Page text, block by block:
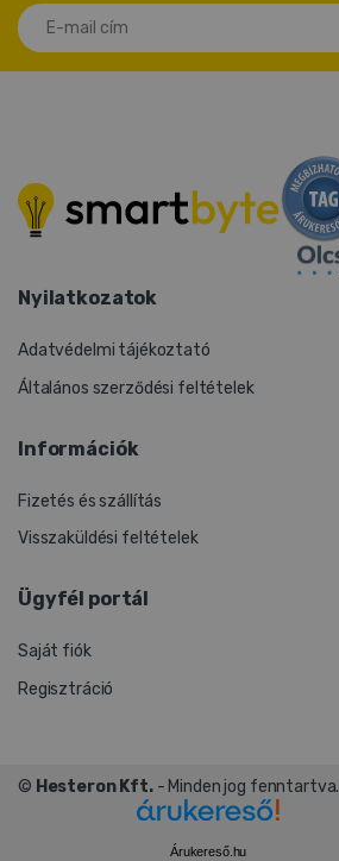
E-mail cím
Nyilatkozatok
Adatvédelmi tájékoztató
Általános szerződési feltételek
Információk
Fizetés és szállítás
Visszaküldési feltételek
Ügyfél portál
Saját fiók
Regisztráció
© Hesteron Kft.- Minden jog fenntartva.
Árukereső.hu